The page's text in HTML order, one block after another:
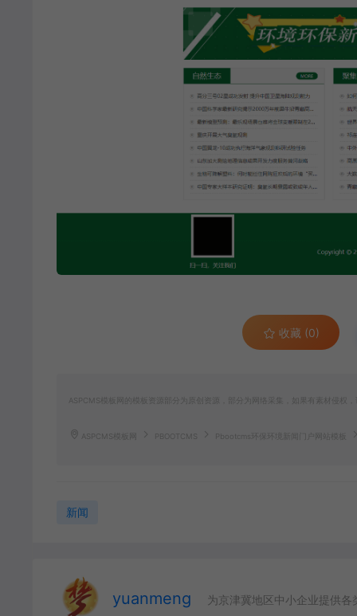
收藏 (0)
ASPCMS模板网的模板资源部分为原创资源，部分为网络采集，如果有素材侵权
ASPCMS模板网 PBOOTCMS Pbootcms环保环境新闻门户网站模板
新闻
yuanmeng 为京津冀地区中小企业提供各